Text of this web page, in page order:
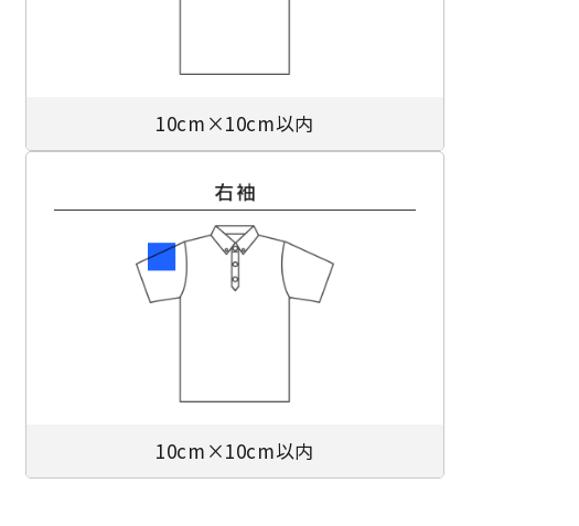
10cm×10cm以内
10cm×10cm以内